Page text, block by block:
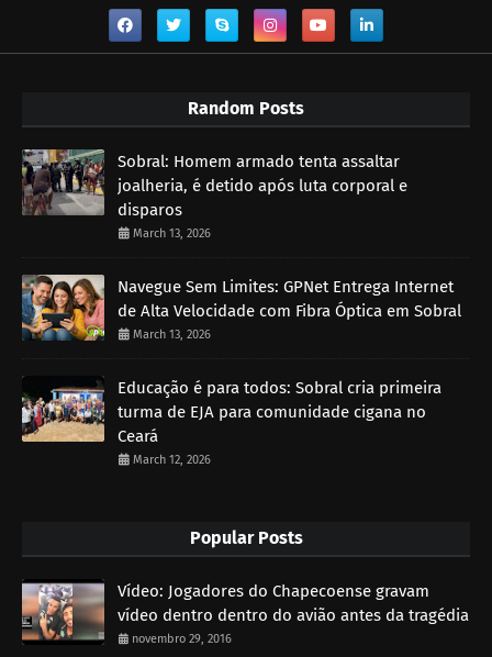
Random Posts
Sobral: Homem armado tenta assaltar
joalheria, é detido após luta corporal e
disparos
March 13, 2026
Navegue Sem Limites: GPNet Entrega Internet
de Alta Velocidade com Fibra Óptica em Sobral
March 13, 2026
Educação é para todos: Sobral cria primeira
turma de EJA para comunidade cigana no
Ceará
March 12, 2026
Popular Posts
Vídeo: Jogadores do Chapecoense gravam
vídeo dentro dentro do avião antes da tragédia
novembro 29, 2016